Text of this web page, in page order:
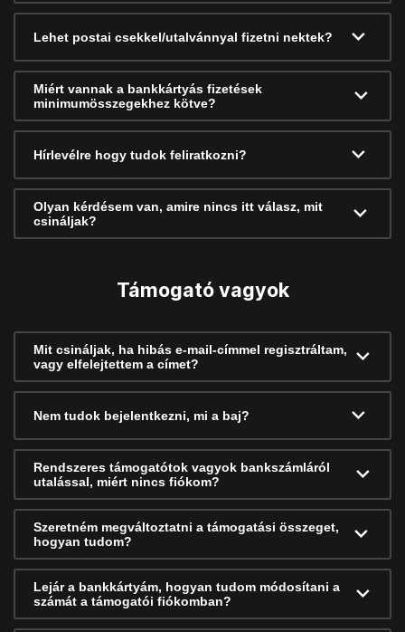
Lehet postai csekkel/utalvánnyal fizetni nektek?
Miért vannak a bankkártyás fizetések
minimumösszegekhez kötve?
Hírlevélre hogy tudok feliratkozni?
Olyan kérdésem van, amire nincs itt válasz, mit
csináljak?
Támogató vagyok
Mit csináljak, ha hibás e-mail-címmel regisztráltam,
vagy elfelejtettem a címet?
Nem tudok bejelentkezni, mi a baj?
Rendszeres támogatótok vagyok bankszámláról
utalással, miért nincs fiókom?
Szeretném megváltoztatni a támogatási összeget,
hogyan tudom?
Lejár a bankkártyám, hogyan tudom módosítani a
számát a támogatói fiókomban?